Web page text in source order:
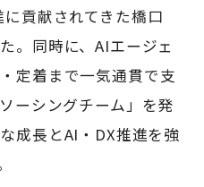
貢献されてきた橋口
。同時に、AIエージェ
定着まで一気通貫で支
ーシングチーム」を発
成長とAI・DX推進を強